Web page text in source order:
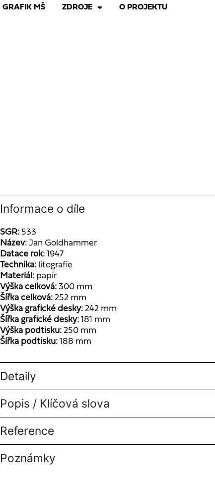
GRAFIK MŠ ZDROJE O PROJEKTU
Informace o díle
SGR: 533
Název: Jan Goldhammer
Datace rok: 1947
Technika: litografie
Materiál: papír
Výška celková: 300 mm
Šířka celková: 252 mm
Výška grafické desky: 242 mm
Šířka grafické desky: 181 mm
Výška podtisku: 250 mm
Šířka podtisku: 188 mm
Detaily
Popis / Klíčová slova
Reference
Poznámky